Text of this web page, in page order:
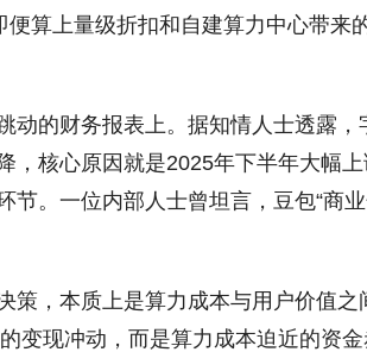
算上量级折扣和自建算力中心带来
动的财务报表上。据知情人士透露
，核心原因就是2025年下半年大幅
节。一位内部人士曾坦言，豆包“商
策，本质上是算力成本与用户价值
变现冲动，而是算力成本迫近的资